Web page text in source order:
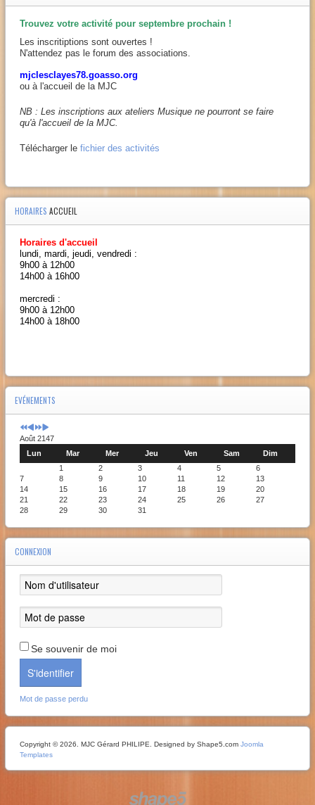
Trouvez votre activité pour septembre prochain !
Les inscritiptions sont ouvertes !
N'attendez pas le forum des associations.
mjclesclayes78.goasso.org
ou à l'accueil de la MJC
NB : Les inscriptions aux ateliers Musique ne pourront se faire
qu'à l'accueil de la MJC.
Télécharger le fichier des activités
HORAIRES ACCUEIL
Horaires d'accueil
lundi, mardi, jeudi, vendredi :
9h00 à 12h00
14h00 à 16h00
mercredi :
9h00 à 12h00
14h00 à 18h00
EVÉNEMENTS
Août 2147
Lun
Mar Mer Jeu Ven Sam
Dim
1
2 3 4 5
6
7
8 9 10 11 12
13
14
15 16 17 18 19
20
21
22 23 24 25 26
27
28
29 30 31
CONNEXION
Se souvenir de moi
S'identifier
Mot de passe perdu
Copyright © 2026. MJC Gérard PHILIPE. Designed by Shape5.com Joomla
Templates